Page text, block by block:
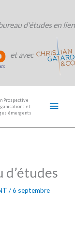
d'études en lien
et avec
Prospective
et
émergents
d’études
/6 septembre